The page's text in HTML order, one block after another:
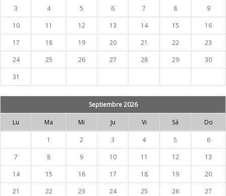
3
4 5 6 7 8
9
10
11 12 13 14 15
16
17
18 19 20 21 22
23
24
25 26 27 28 29
30
31
Septiembre 2026
Lu Ma Mi Ju Vi Sá Do
1 2 3 4 5
6
7
8 9 10 11 12
13
14
15 16 17 18 19
20
21
22 23 24 25 26
27